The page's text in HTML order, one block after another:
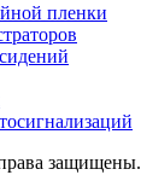
пленки
защищены.